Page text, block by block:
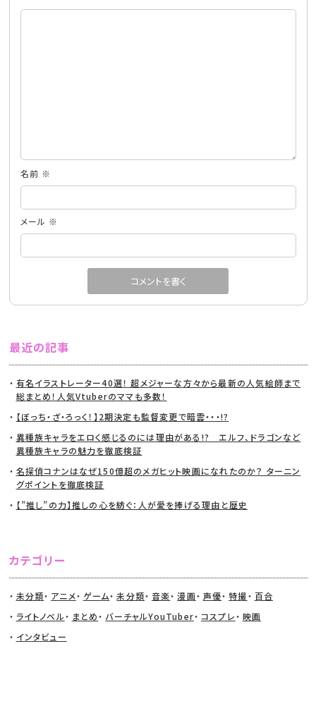
名前 ※
メール ※
最近の記事
有名イラストレーター40選！ 超メジャーな方々から最新の人気絵師まで
総まとめ！人気Vtuberのママも多数！
【ぼっち・ざ・ろっく！】2期決定も監督変更で暗雲・・・!?
異種族キャラをエロく感じるのには理由がある!? エルフ、ドラゴンなど
異種族キャラの魅力を徹底検証
名探偵コナンはなぜ150億超のメガヒット映画になれたのか？ ターニン
グポイントを徹底検証
【”推し”の力】推しの心を紡ぐ：人が愛を捧げる理由と歴史
カテゴリー
未分類 アニメ ゲーム 未分類 音楽 漫画 声優 特撮
百合
ライトノベル
まとめ バーチャルYouTuber コスプレ
映画
インタビュー